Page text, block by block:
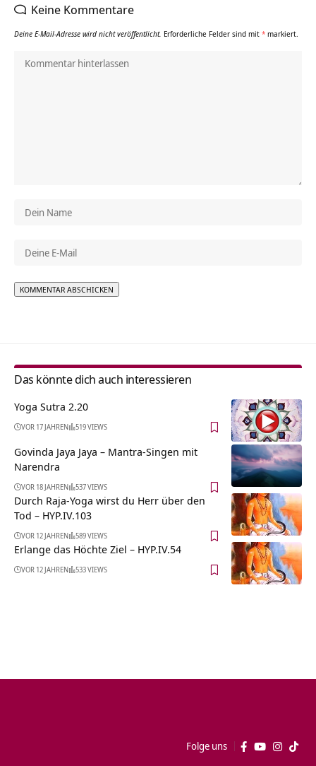
Keine Kommentare
Deine E-Mail-Adresse wird nicht veröffentlicht. Erforderliche Felder sind mit * markiert.
Das könnte dich auch interessieren
Yoga Sutra 2.20
VOR 17 JAHREN 519 VIEWS
Govinda Jaya Jaya – Mantra-Singen mit
Narendra
VOR 18 JAHREN 537 VIEWS
Durch Raja-Yoga wirst du Herr über den
Tod – HYP.IV.103
VOR 12 JAHREN 589 VIEWS
Erlange das Höchte Ziel – HYP.IV.54
VOR 12 JAHREN 533 VIEWS
Folge uns